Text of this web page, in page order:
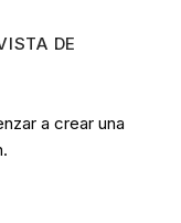
DE
a crear una